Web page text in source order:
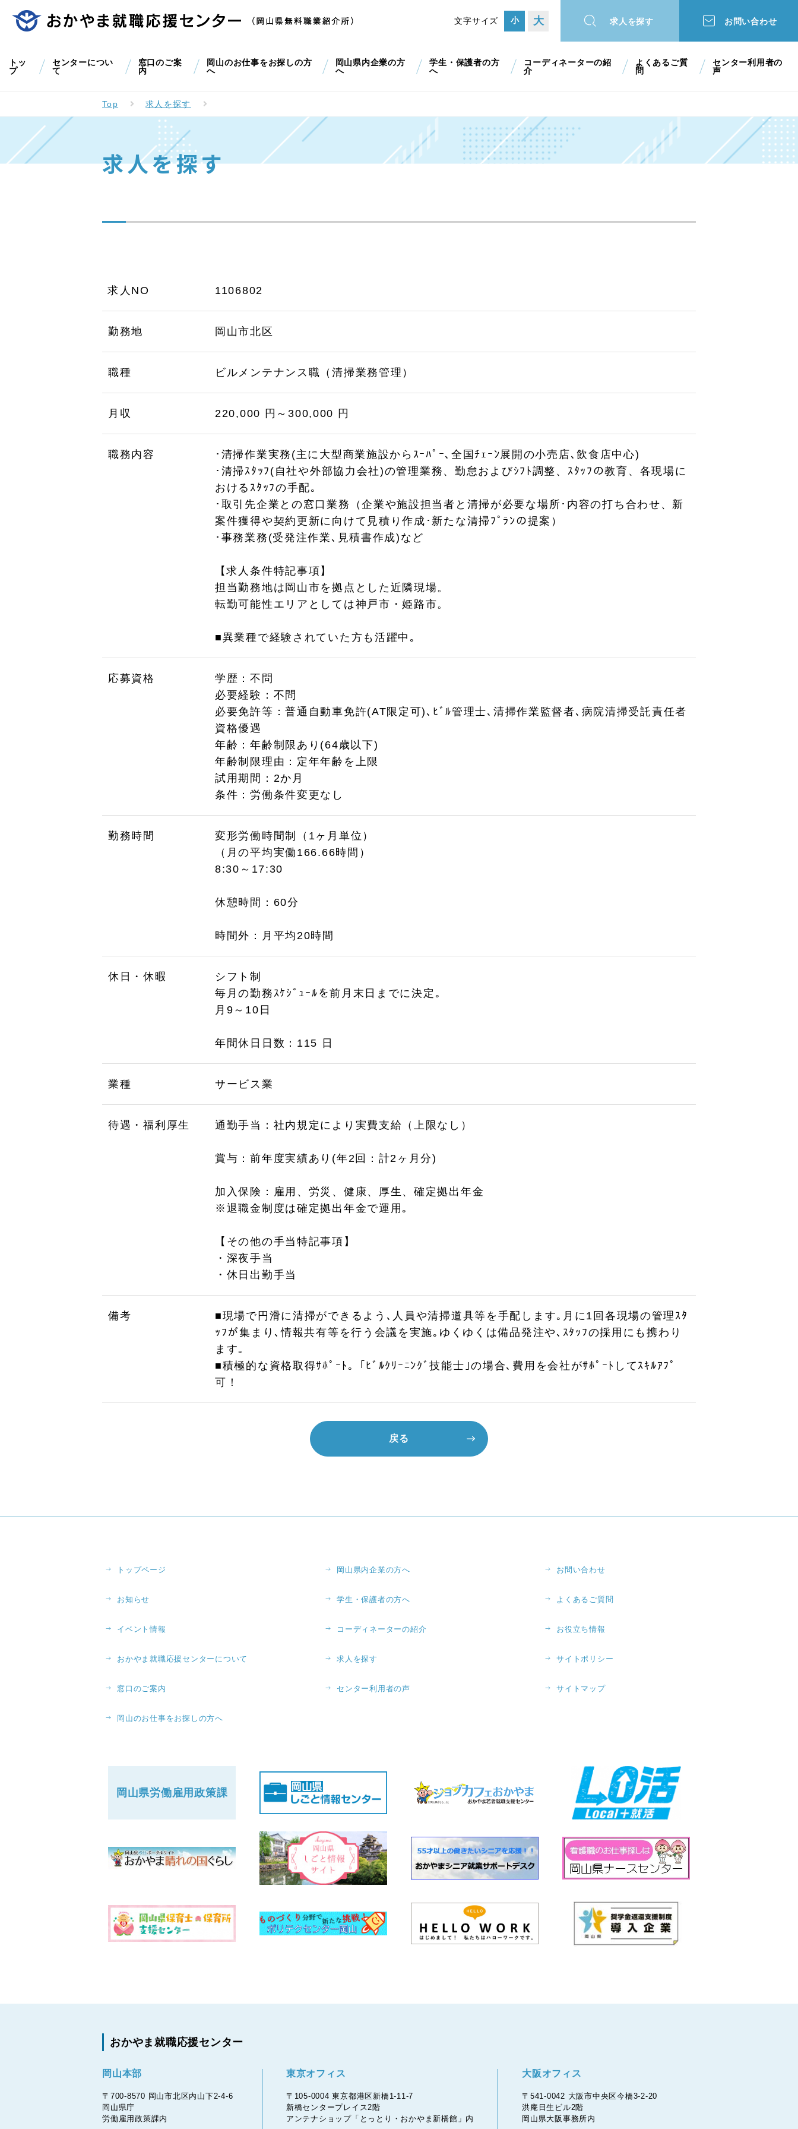
文字サイズ 小 大
トッ
プ
センターについ
て
窓口のご案
内
岡山のお仕事をお探しの方
へ
岡山県内企業の方
へ
学生・保護者の方
へ
コーディネーターの紹
介
よくあるご質
問
センター利用者の
声
求人を探す お問い合わせ
Top 求人を探す
求人を探す
求人NO 1106802
勤務地 岡山市北区
職種 ビルメンテナンス職（清掃業務管理）
月収 220,000 円～300,000 円
職務内容
･清掃作業実務(主に大型商業施設からｽｰﾊﾟｰ､全国ﾁｪｰﾝ展開の小売店､飲食店中心)
･清掃ｽﾀｯﾌ(自社や外部協力会社)の管理業務、勤怠およびｼﾌﾄ調整、ｽﾀｯﾌの教育、各現場に
おけるｽﾀｯﾌの手配｡
･取引先企業との窓口業務（企業や施設担当者と清掃が必要な場所･内容の打ち合わせ、新
案件獲得や契約更新に向けて見積り作成･新たな清掃ﾌﾟﾗﾝの提案）
･事務業務(受発注作業､見積書作成)など
【求人条件特記事項】
担当勤務地は岡山市を拠点とした近隣現場。
転勤可能性エリアとしては神戸市・姫路市。
■異業種で経験されていた方も活躍中｡
応募資格
学歴：不問
必要経験：不問
必要免許等：普通自動車免許(AT限定可)､ﾋﾞﾙ管理士､清掃作業監督者､病院清掃受託責任者
資格優遇
年齢：年齢制限あり(64歳以下)
年齢制限理由：定年年齢を上限
試用期間：2か月
条件：労働条件変更なし
勤務時間
変形労働時間制（1ヶ月単位）
（月の平均実働166.66時間）
8:30～17:30
休憩時間：60分
時間外：月平均20時間
休日・休暇
シフト制
毎月の勤務ｽｹｼﾞｭｰﾙを前月末日までに決定｡
月9～10日
年間休日日数：115 日
業種 サービス業
待遇・福利厚生 通勤手当：社内規定により実費支給（上限なし）
賞与：前年度実績あり(年2回：計2ヶ月分)
加入保険：雇用、労災、健康、厚生、確定拠出年金
※退職金制度は確定拠出年金で運用｡
【その他の手当特記事項】
・深夜手当
・休日出勤手当
備考
■現場で円滑に清掃ができるよう､人員や清掃道具等を手配します｡月に1回各現場の管理ｽﾀ
ｯﾌが集まり､情報共有等を行う会議を実施｡ゆくゆくは備品発注や､ｽﾀｯﾌの採用にも携わり
ます｡
■積極的な資格取得ｻﾎﾟｰﾄ。｢ﾋﾞﾙｸﾘｰﾆﾝｸﾞ技能士｣の場合､費用を会社がｻﾎﾟｰﾄしてｽｷﾙｱﾌﾟ
可！
戻る
トップページ
お知らせ
イベント情報
おかやま就職応援センターについて
窓口のご案内
岡山のお仕事をお探しの方へ
岡山県内企業の方へ
学生・保護者の方へ
コーディネーターの紹介
求人を探す
センター利用者の声
お問い合わせ
よくあるご質問
お役立ち情報
サイトポリシー
サイトマップ
岡山県労働雇用政策課
おかやま就職応援センター
岡山本部
〒700-8570 岡山市北区内山下2-4-6
岡山県庁
労働雇用政策課内
東京オフィス
〒105-0004 東京都港区新橋1-11-7
新橋センタープレイス2階
アンテナショップ「とっとり・おかやま新橋館」内
大阪オフィス
〒541-0042 大阪市中央区今橋3-2-20
洪庵日生ビル2階
岡山県大阪事務所内